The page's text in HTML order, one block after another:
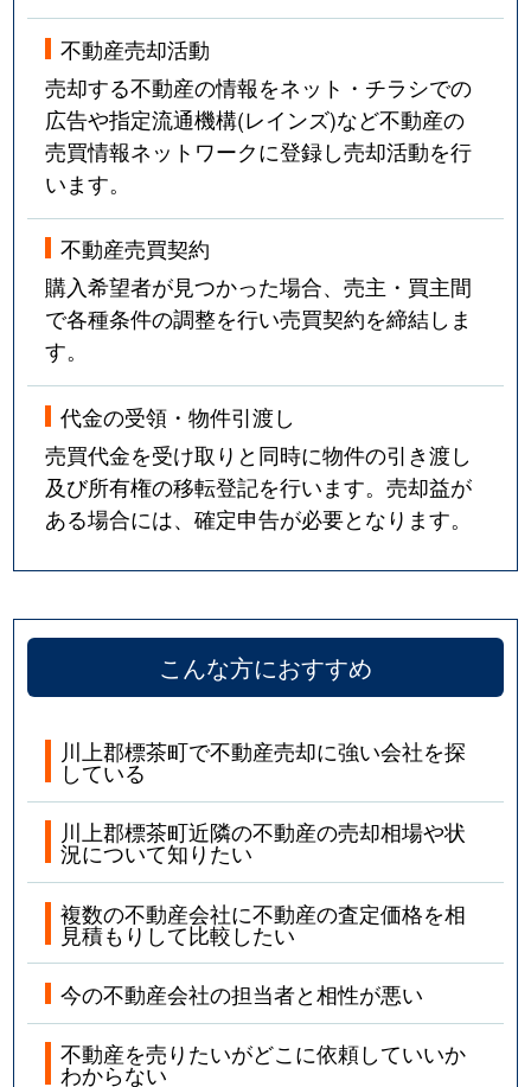
不動産売却活動
売却する不動産の情報をネット・チラシでの
広告や指定流通機構(レインズ)など不動産の
売買情報ネットワークに登録し売却活動を行
います。
不動産売買契約
購入希望者が見つかった場合、売主・買主間
で各種条件の調整を行い売買契約を締結しま
す。
代金の受領・物件引渡し
売買代金を受け取りと同時に物件の引き渡し
及び所有権の移転登記を行います。売却益が
ある場合には、確定申告が必要となります。
こんな方におすすめ
川上郡標茶町で不動産売却に強い会社を探
している
川上郡標茶町近隣の不動産の売却相場や状
況について知りたい
複数の不動産会社に不動産の査定価格を相
見積もりして比較したい
今の不動産会社の担当者と相性が悪い
不動産を売りたいがどこに依頼していいか
わからない